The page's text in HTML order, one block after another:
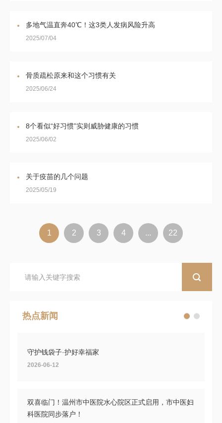
多地气温直奔40℃！这3类人发病风险升高
2025/07/04
骨质疏松原来和这个习惯有关
2025/06/24
8个看似“好习惯”实则威胁健康的习惯
2025/06/02
关于疫苗的几个问题
2025/05/19
1 2 3 4 ... 22
热点新闻
守护钱袋子·护好幸福家
2026-06-12
双喜临门！温州市中医院水心院区正式启用，市中医妇
科医院同步落户！